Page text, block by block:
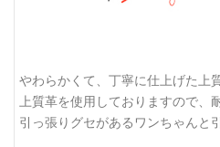
やわらかくて、丁寧に仕上げた上
上質革を使用しておりますので、
引っ張りグセがあるワンちゃんと